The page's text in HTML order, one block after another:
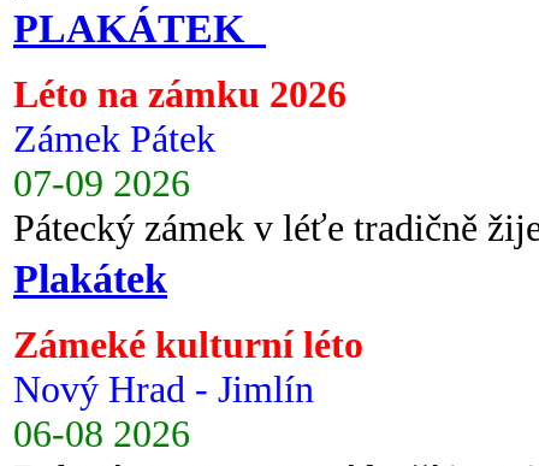
PLAKÁTEK
Léto na zámku 2026
Zámek Pátek
07-09 2026
Pátecký zámek v léťe tradičně
Plakátek
Zámeké kulturní léto
Nový Hrad - Jimlín
06-08 2026